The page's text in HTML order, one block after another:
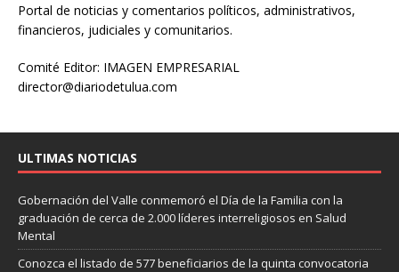
Portal de noticias y comentarios políticos, administrativos,
financieros, judiciales y comunitarios.
Comité Editor: IMAGEN EMPRESARIAL
director@diariodetulua.com
ULTIMAS NOTICIAS
Gobernación del Valle conmemoró el Día de la Familia con la
graduación de cerca de 2.000 líderes interreligiosos en Salud
Mental
Conozca el listado de 577 beneficiarios de la quinta convocatoria